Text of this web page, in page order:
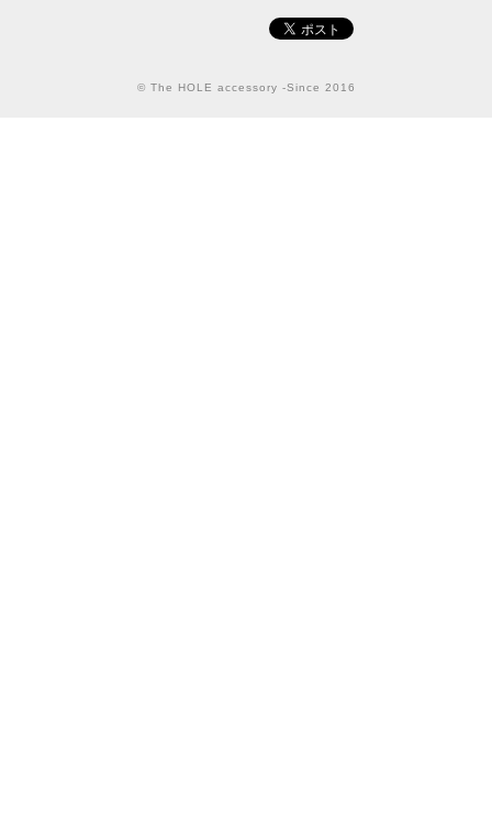
© The HOLE accessory -Since 2016